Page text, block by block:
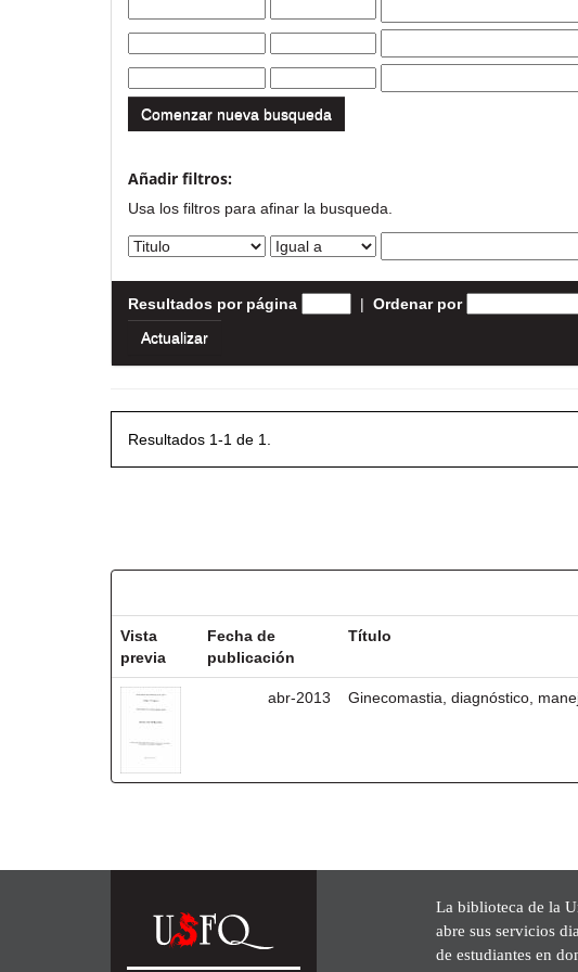
Comenzar nueva busqueda
Añadir filtros:
Usa los filtros para afinar la busqueda.
Resultados por página | Ordenar por
Resultados 1-1 de 1.
Vista
previa
Fecha de
publicación
Título
abr-2013 Ginecomastia, diagnóstico,
La biblioteca de la
abre sus servicios
de estudiantes en